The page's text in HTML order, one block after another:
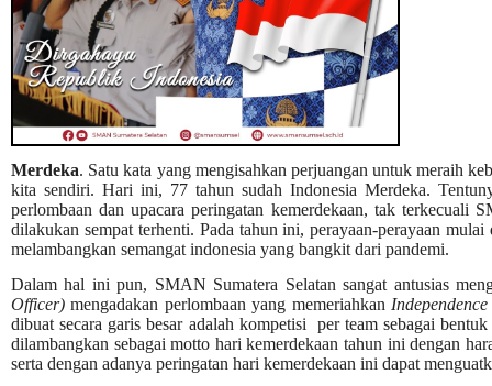
Merdeka. Satu kata yang mengisahkan perjuangan untuk meraih
kita sendiri. Hari ini, 77 tahun sudah Indonesia Merdeka.
perlombaan dan upacara peringatan kemerdekaan, tak terkecuali
dilakukan sempat terhenti. Pada tahun ini, perayaan-perayaan
melambangkan semangat indonesia yang bangkit dari pandemi.
Dalam hal ini pun, SMAN Sumatera Selatan sangat antusias
Officer) mengadakan perlombaan yang memeriahkan
dibuat secara garis besar adalah kompetisi per team sebagai
dilambangkan sebagai motto hari kemerdekaan tahun ini dengan
serta dengan adanya peringatan hari kemerdekaan ini dapat